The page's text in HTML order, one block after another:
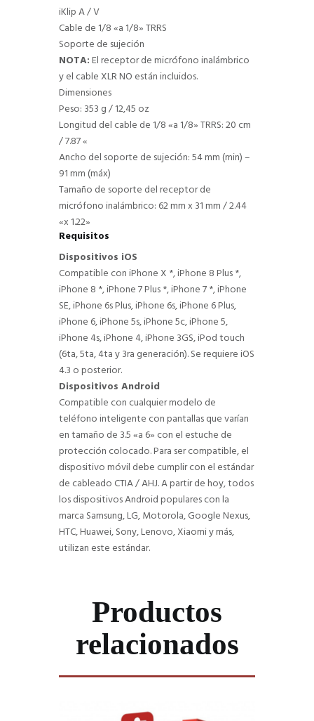
iKlip A / V
Cable de 1/8 «a 1/8» TRRS
Soporte de sujeción
NOTA:El receptor de micrófono inalámbrico
y el cable XLR NO están incluidos.
Dimensiones
Peso: 353 g / 12,45 oz
Longitud del cable de 1/8 «a 1/8» TRRS: 20 cm
/ 7.87 «
Ancho del soporte de sujeción: 54 mm (min) –
91 mm (máx)
Tamaño de soporte del receptor de
micrófono inalámbrico: 62 mm x 31 mm / 2.44
«x 1.22»
Requisitos
Dispositivos iOS
Compatible con iPhone X *, iPhone 8 Plus *,
iPhone 8 *, iPhone 7 Plus *, iPhone 7 *, iPhone
SE, iPhone 6s Plus, iPhone 6s, iPhone 6 Plus,
iPhone 6, iPhone 5s, iPhone 5c, iPhone 5,
iPhone 4s, iPhone 4, iPhone 3GS, iPod touch
(6ta, 5ta, 4ta y 3ra generación). Se requiere iOS
4.3 o posterior.
Dispositivos Android
Compatible con cualquier modelo de
teléfono inteligente con pantallas que varían
en tamaño de 3.5 «a 6» con el estuche de
protección colocado. Para ser compatible, el
dispositivo móvil debe cumplir con el estándar
de cableado CTIA / AHJ. A partir de hoy, todos
los dispositivos Android populares con la
marca Samsung, LG, Motorola, Google Nexus,
HTC, Huawei, Sony, Lenovo, Xiaomi y más,
utilizan este estándar.
Productos
relacionados